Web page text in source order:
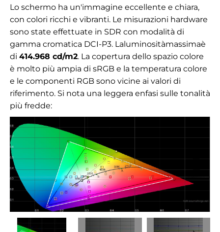
Lo schermo ha un'immagine eccellente e chiara,
con colori ricchi e vibranti. Le misurazioni hardware
sono state effettuate in SDR con modalità di
gamma cromatica DCI-P3. Laluminositàmassimaè
di 414.968 cd/m2. La copertura dello spazio colore
è molto più ampia di sRGB e la temperatura colore
e le componenti RGB sono vicine ai valori di
riferimento. Si nota una leggera enfasi sulle tonalità
più fredde: